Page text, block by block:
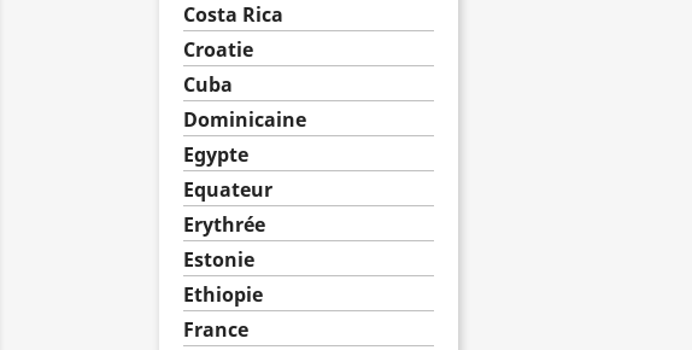
Costa Rica
Croatie
Cuba
Dominicaine
Egypte
Equateur
Erythrée
Estonie
Ethiopie
France